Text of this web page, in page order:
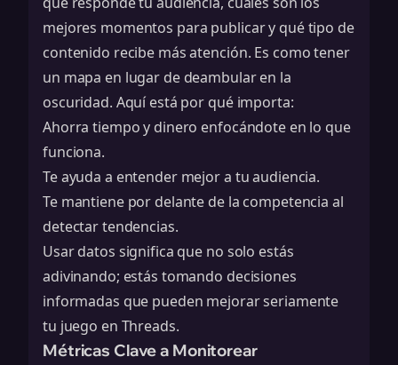
mejores momentos para publicar y qué tipo de
contenido recibe más atención. Es como tener
un mapa en lugar de deambular en la
oscuridad. Aquí está por qué importa:
Ahorra tiempo y dinero enfocándote en lo que
funciona.
Te ayuda a entender mejor a tu audiencia.
Te mantiene por delante de la competencia al
detectar tendencias.
Usar datos significa que no solo estás
adivinando; estás tomando decisiones
informadas que pueden mejorar seriamente
tu juego en Threads.
Métricas Clave a Monitorear